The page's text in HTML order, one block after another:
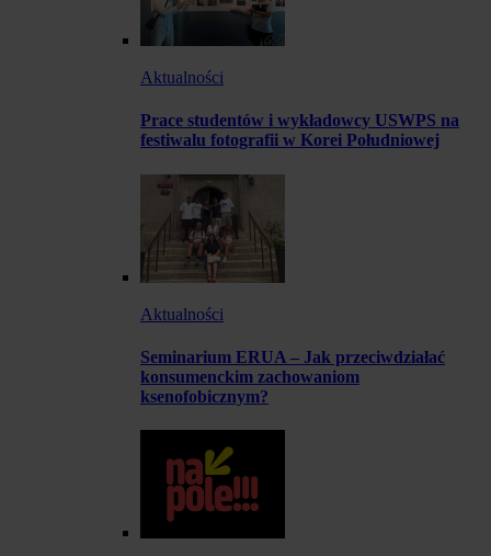
Aktualności
Prace studentów i wykładowcy USWPS na
festiwalu fotografii w Korei Południowej
Aktualności
Seminarium ERUA – Jak przeciwdziałać
konsumenckim zachowaniom
ksenofobicznym?